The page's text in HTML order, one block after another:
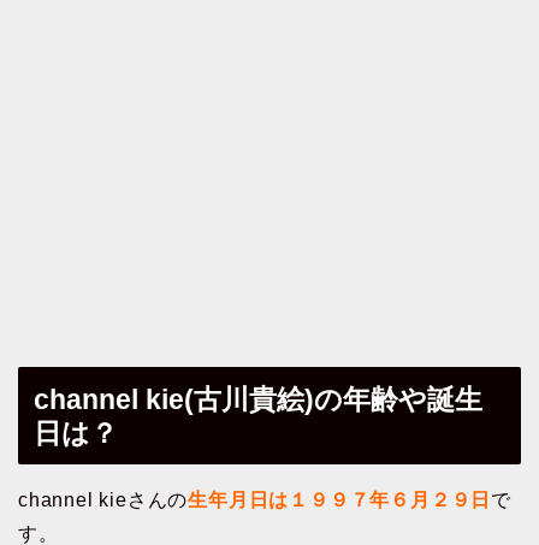
channel kie(古川貴絵)の年齢や誕生
日は？
channel kieさんの生年月日は１９９７年６月２９日 で
す。